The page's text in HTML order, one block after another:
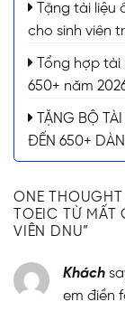
Tặng tài liệu
cho sinh viên
Tổng hợp tài
650+ năm
TẶNG BỘ
ĐẾN 650+
ONE THOUGHT
TOEIC TỪ
VIÊN DNU”
Khách
em điền